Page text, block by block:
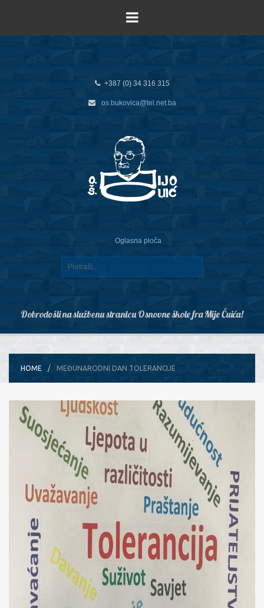
+387 (0) 34 316 315
os.bukovica@tel.net.ba
Oglasna ploča
Dobrodošli na službenu stranicu Osnovne škole fra Mije Čuića!
HOME MEĐUNARODNI DAN TOLERANCIJE